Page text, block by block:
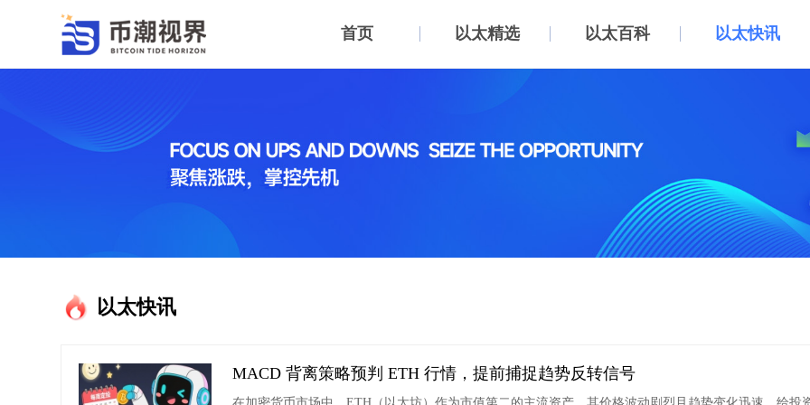
首页 以太精选 以太百科 以太快讯
以太快讯
MACD 背离策略预判 ETH 行情，提前捕捉趋势反转信号